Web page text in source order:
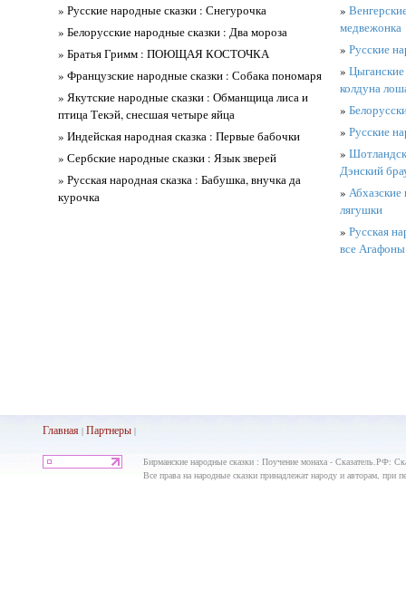
» Русские народные сказки : Снегурочка
» Белорусские народные сказки : Два мороза
» Братья Гримм : ПОЮЩАЯ КОСТОЧКА
» Французские народные сказки : Собака пономаря
» Якутские народные сказки : Обманщица лиса и
птица Текэй, снесшая четыре яйца
» Индейская народная сказка : Первые бабочки
» Сербские народные сказки : Язык зверей
» Русская народная сказка : Бабушка, внучка да
курочка
»
медвежонка
» Русские
»
колдуна
»
» Русские
»
Дэнский
»
лягушки
» Русская
все Агафоны
Главная| Партнеры|
Бирманские народные сказки : Поучение монаха - Сказатель.РФ:
Все права на народные сказки принадлежат народу и авторам, при